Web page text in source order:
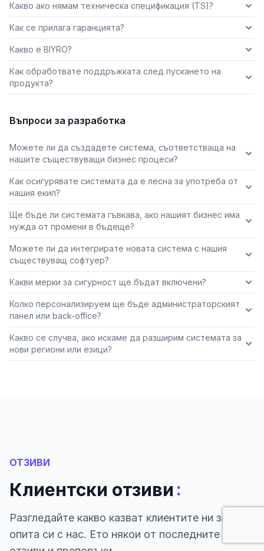
Какво ако нямам техническа спецификация (TS)?
Как се прилага гаранцията?
Какво е BIYRO?
Как обработвате поддръжката след пускането на
продукта?
Въпроси за разработка
Можете ли да създадете система, съответстваща на
нашите съществуващи бизнес процеси?
Как осигурявате системата да е лесна за употреба от
нашия екип?
Ще бъде ли системата гъвкава, ако нашият бизнес има
нужда от промени в бъдеще?
Можете ли да интегрирате новата система с нашия
съществуващ софтуер?
Какви мерки за сигурност ще бъдат включени?
Колко персонализируем ще бъде администраторският
панел или back-office?
Какво се случва, ако искаме да разширим системата за
нови региони или езици?
ОТЗИВИ
Клиентски отзиви :
Разгледайте какво казват клиентите ни за
опита си с нас. Ето някои от последните ни